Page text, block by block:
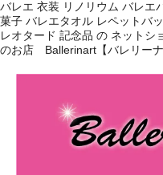
バレエ 衣装 リノリウム バレエ
菓子 バレエタオル レペットバ
レオタード 記念品 の ネットシ
のお店 Ballerinart【バレリーナ